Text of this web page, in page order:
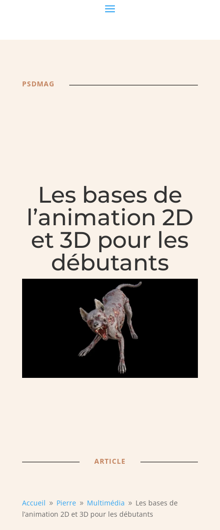
PSDMAG
Les bases de
l’animation 2D
et 3D pour les
débutants
ARTICLE
Accueil 9 Pierre 9 Multimédia 9 Les bases de
l’animation 2D et 3D pour les débutants